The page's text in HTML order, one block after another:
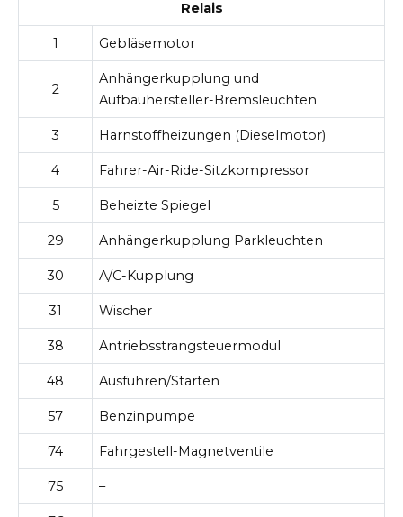
Relais
1 Gebläsemotor
2
Anhängerkupplung und
Aufbauhersteller-Bremsleuchten
3 Harnstoffheizungen (Dieselmotor)
4 Fahrer-Air-Ride-Sitzkompressor
5 Beheizte Spiegel
29 Anhängerkupplung Parkleuchten
30 A/C-Kupplung
31 Wischer
38 Antriebsstrangsteuermodul
48 Ausführen/Starten
57 Benzinpumpe
74 Fahrgestell-Magnetventile
75 –